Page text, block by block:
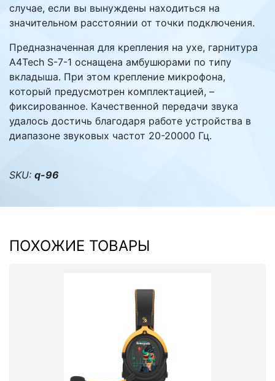
случае, если вы вынуждены находиться на
значительном расстоянии от точки подключения.
Предназначенная для крепления на ухе, гарнитура
A4Tech S-7-1 оснащена амбушюрами по типу
вкладыша. При этом крепление микрофона,
который предусмотрен комплектацией, –
фиксированное. Качественной передачи звука
удалось достичь благодаря работе устройства в
диапазоне звуковых частот 20-20000 Гц.
SKU: q-96
ПОХОЖИЕ ТОВАРЫ